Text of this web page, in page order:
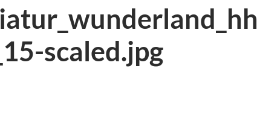
scaled.jpg